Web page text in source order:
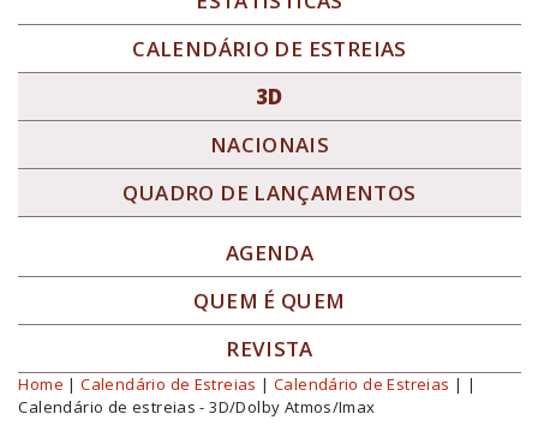
CALENDÁRIO DE ESTREIAS
3D
NACIONAIS
QUADRO DE LANÇAMENTOS
AGENDA
QUEM É QUEM
REVISTA
Você está aqui
Home |Calendário de Estreias | Calendário de Estreias | |
Calendário de estreias - 3D/Dolby Atmos/Imax